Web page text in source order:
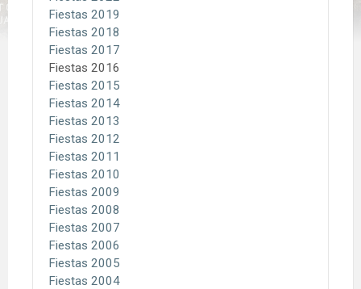
Fiestas 2019
Fiestas 2018
Fiestas 2017
Fiestas 2016
Fiestas 2015
Fiestas 2014
Fiestas 2013
Fiestas 2012
Fiestas 2011
Fiestas 2010
Fiestas 2009
Fiestas 2008
Fiestas 2007
Fiestas 2006
Fiestas 2005
Fiestas 2004